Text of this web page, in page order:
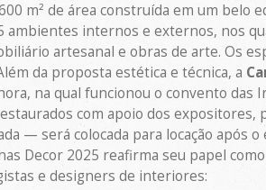
m² de área construída em um belo
ambientes internos e externos, nos
artesanal e obras de arte. Os
da proposta estética e técnica, a
na qual funcionou o convento das
com apoio dos
— será colocada para locação após
Decor 2025 reafirma seu papel
e designers de interiores: